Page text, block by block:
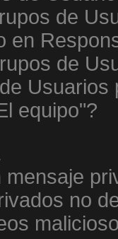
de
en
de
Usuarios
equipo"?
mensaje
no